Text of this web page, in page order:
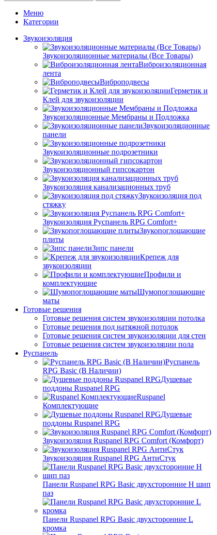
Меню
Категории
Звукоизоляция
Звукоизоляционные материалы (Все Товары)
Виброизоляционная
лента
Виброподвесы
Герметик и
Клей для звукоизоляции
Звукоизоляционные Мембраны и Подложка
Звукоизоляционные
панели
Звукоизоляционные подрозетники
Звукоизоляционный гипсокартон
Звукоизоляция канализационных труб
Звукоизоляция под
стяжку
Звукоизоляция Руспанель RPG Comfort+
Звукопоглощающие
плиты
Зипс панели
Крепеж для
звукоизоляции
Профили и
комплектующие
Шумопоглощающие
маты
Готовые решения
Готовые решения систем звукоизоляции потолка
Готовые решения под натяжной потолок
Готовые решения систем звукоизоляции для стен
Готовые решения систем звукоизоляции пола
Руспанель
Руспанель
RPG Basic (В Наличии)
Душевые
поддоны Ruspanel RPG
Ruspanel
Комплектующие
Душевые
поддоны Ruspanel RPG
Звукоизоляция Ruspanel RPG Comfort (Комфорт)
Звукоизоляция Ruspanel RPG АнтиСтук
Панели Ruspanel RPG Basic двухсторонние H шип
паз
Панели Ruspanel RPG Basic двухсторонние L
кромка